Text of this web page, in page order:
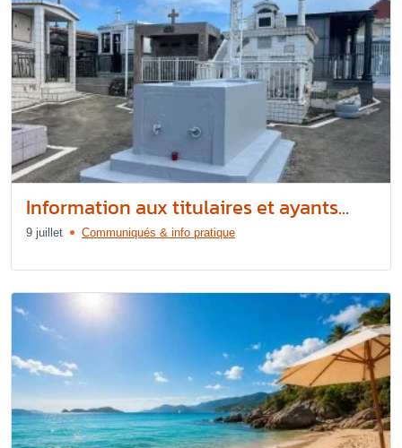
Information aux titulaires et ayants...
9 juillet Communiqués & info pratique